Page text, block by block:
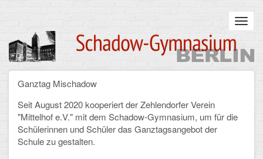
content
Main
navigation
STARTSEITE
UNSERE SCHULE
Infos zum Schulalltag
Ganztag Mischadow
Seit August 2020 kooperiert der Zehlendorfer Verein
"Mittelhof e.V." mit dem Schadow-Gymnasium, um für die
Schülerinnen und Schüler das Ganztagsangebot der
Schule zu gestalten.